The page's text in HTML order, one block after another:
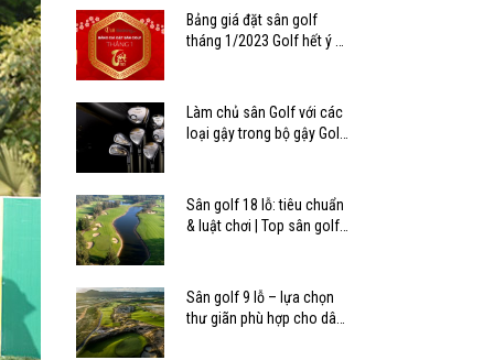
Bảng giá đặt sân golf
tháng 1/2023 Golf hết ý –
Làm chủ sân Golf với các
loại gậy trong bộ gậy Golf
Sân golf 18 lỗ: tiêu chuẩn
& luật chơi | Top sân golf
Sân golf 9 lỗ – lựa chọn
thư giãn phù hợp cho dân